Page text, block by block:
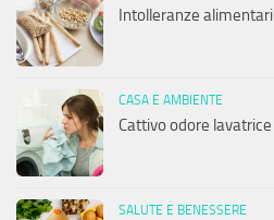
Intolleranze alimentari
CASA E AMBIENTE
Cattivo odore lavatrice
SALUTE E BENESSERE